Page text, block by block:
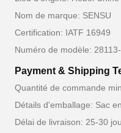
Nom de marque: SENSU
Certification: IATF 16949
Numéro de modèle:
Payment & Shipping
Quantité de commande
Détails d'emballage: Sac
Délai de livraison: 25-30